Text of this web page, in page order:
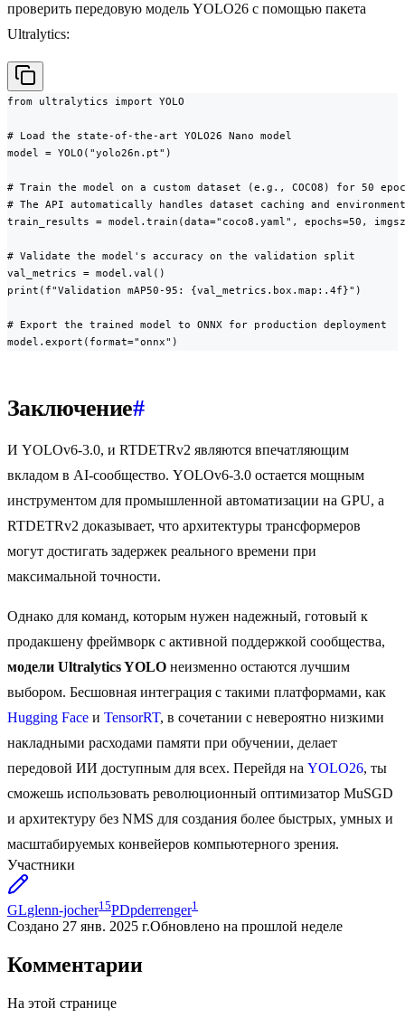
проверить передовую модель YOLO26 с помощью пакета
Ultralytics:
from ultralytics import YOLO
# Load the state-of-the-art YOLO26 Nano model
model = YOLO("yolo26n.pt")
# Train the model on a custom dataset (e.g., COCO8) for 50
# The API automatically handles dataset caching and
train_results = model.train(data="coco8.yaml", epochs=50,
# Validate the model's accuracy on the validation split
val_metrics = model.val()
print(f"Validation mAP50-95: {val_metrics.box.map:.4f}")
# Export the trained model to ONNX for production deployment
model.export(format="onnx")
Заключение#
И YOLOv6-3.0, и RTDETRv2 являются впечатляющим
вкладом в AI-сообщество. YOLOv6-3.0 остается мощным
инструментом для промышленной автоматизации на GPU, а
RTDETRv2 доказывает, что архитектуры трансформеров
могут достигать задержек реального времени при
максимальной точности.
Однако для команд, которым нужен надежный, готовый к
продакшену фреймворк с активной поддержкой сообщества,
модели Ultralytics YOLO неизменно остаются лучшим
выбором. Бесшовная интеграция с такими платформами, как
Hugging Face и TensorRT, в сочетании с невероятно низкими
накладными расходами памяти при обучении, делает
передовой ИИ доступным для всех. Перейдя на YOLO26, ты
сможешь использовать революционный оптимизатор MuSGD
и архитектуру без NMS для создания более быстрых, умных и
масштабируемых конвейеров компьютерного зрения.
Участники
GLglenn-jocher15PDpderrenger1
Создано 27 янв. 2025 г.Обновлено на прошлой неделе
Комментарии
На этой странице